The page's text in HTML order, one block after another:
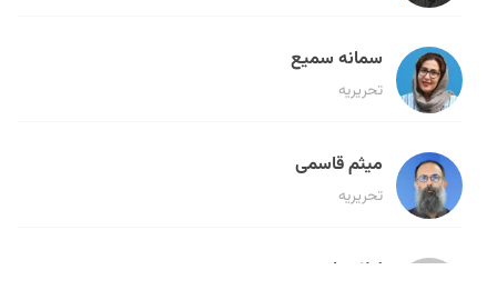
سمانه سمیع
تحریریه
میثم قاسمی
تحریریه
لیلا حنارود